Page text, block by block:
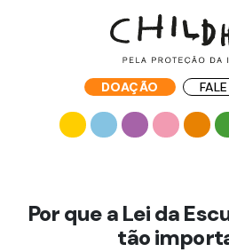
DOAÇÃO
Por que a Lei da
tão